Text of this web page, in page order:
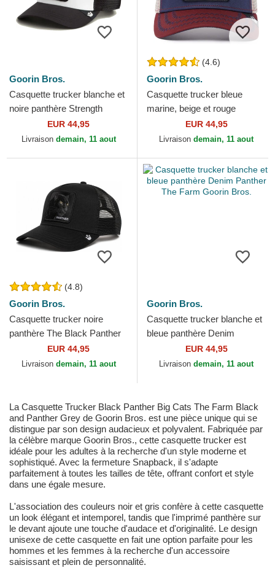
Goorin Bros.
Casquette trucker blanche et
noire panthère Strength
Panther The Farm Goorin
Bros.
EUR 44,95
Livraison demain, 11 aout
(4.6)
Goorin Bros.
Casquette trucker bleue
marine, beige et rouge
panthère The Panther The
Farm Goorin Bros.
EUR 44,95
Livraison demain, 11 aout
(4.8)
Goorin Bros.
Casquette trucker noire
panthère The Black Panther
Core Combo The Farm
Goorin Bros.
EUR 44,95
Livraison demain, 11 aout
Goorin Bros.
Casquette trucker blanche et
bleue panthère Denim
Panther The Farm Goorin
Bros.
EUR 44,95
Livraison demain, 11 aout
La Casquette Trucker Black Panther Big Cats The Farm Black
and Panther Grey de Goorin Bros. est une pièce unique qui se
distingue par son design audacieux et polyvalent. Fabriquée par
la célèbre marque Goorin Bros., cette casquette trucker est
idéale pour les adultes à la recherche d'un style moderne et
sophistiqué. Avec la fermeture Snapback, il s'adapte
parfaitement à toutes les tailles de tête, offrant confort et style
dans une égale mesure.
L'association des couleurs noir et gris confère à cette casquette
un look élégant et intemporel, tandis que l'imprimé panthère sur
le devant ajoute une touche d'audace et d'originalité. Le design
unisexe de cette casquette en fait une option parfaite pour les
hommes et les femmes à la recherche d'un accessoire
saisissant et plein de personnalité.